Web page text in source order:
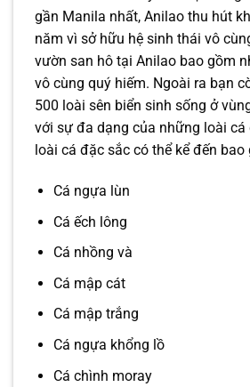
gần Manila nhất, Anilao thu hút
năm vì sở hữu hệ sinh thái vô
vườn san hô tại Anilao bao gồm
vô cùng quý hiếm. Ngoài ra bạn
500 loài sên biển sinh sống ở
với sự đa dạng của những loài cá
loài cá đặc sắc có thể kể đến bao
Cá ngựa lùn
Cá ếch lông
Cá nhồng và
Cá mập cát
Cá mập trắng
Cá ngựa khổng lồ
Cá chình moray